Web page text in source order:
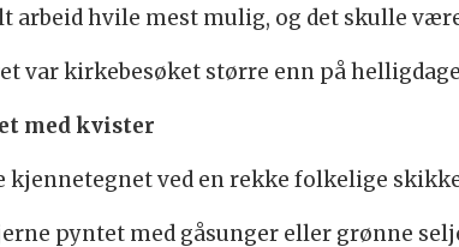
arbeid hvile mest mulig, og det skulle
var kirkebesøket større enn på
med kvister
kjennetegnet ved en rekke folkelige
pyntet med gåsunger eller grønne